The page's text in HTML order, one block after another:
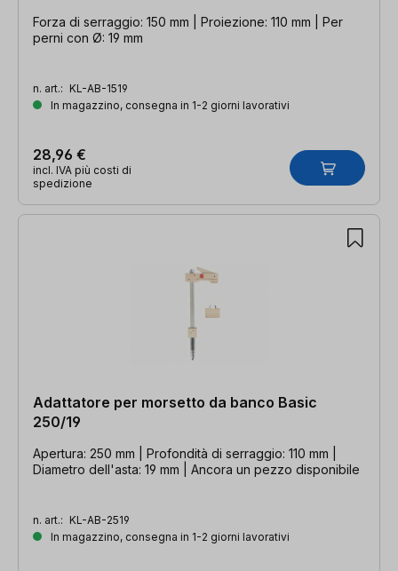
Forza di serraggio: 150 mm | Proiezione: 110 mm | Per
perni con Ø: 19 mm
n. art.: KL-AB-1519
In magazzino, consegna in 1-2 giorni lavorativi
28,96 €
incl. IVA più costi di
spedizione
Adattatore per morsetto da banco Basic
250/19
Apertura: 250 mm | Profondità di serraggio: 110 mm |
Diametro dell'asta: 19 mm | Ancora un pezzo disponibile
n. art.: KL-AB-2519
In magazzino, consegna in 1-2 giorni lavorativi